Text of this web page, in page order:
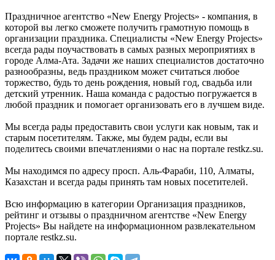
Праздничное агентство «New Energy Projects» - компания, в
которой вы легко сможете получить грамотную помощь в
организации праздника. Специалисты «New Energy Projects»
всегда рады поучаствовать в самых разных мероприятиях в
городе Алма-Ата. Задачи же наших специалистов достаточно
разнообразны, ведь праздником может считаться любое
торжество, будь то день рождения, новый год, свадьба или
детский утренник. Наша команда с радостью погружается в
любой праздник и помогает организовать его в лучшем виде.
Мы всегда рады предоставить свои услуги как новым, так и
старым посетителям. Также, мы будем рады, если вы
поделитесь своими впечатлениями о нас на портале restkz.su.
Мы находимся по адресу просп. Аль-Фараби, 110, Алматы,
Казахстан и всегда рады принять там новых посетителей.
Всю информацию в категории Организация праздников,
рейтинг и отзывы о праздничном агентстве «New Energy
Projects» Вы найдете на информационном развлекательном
портале restkz.su.